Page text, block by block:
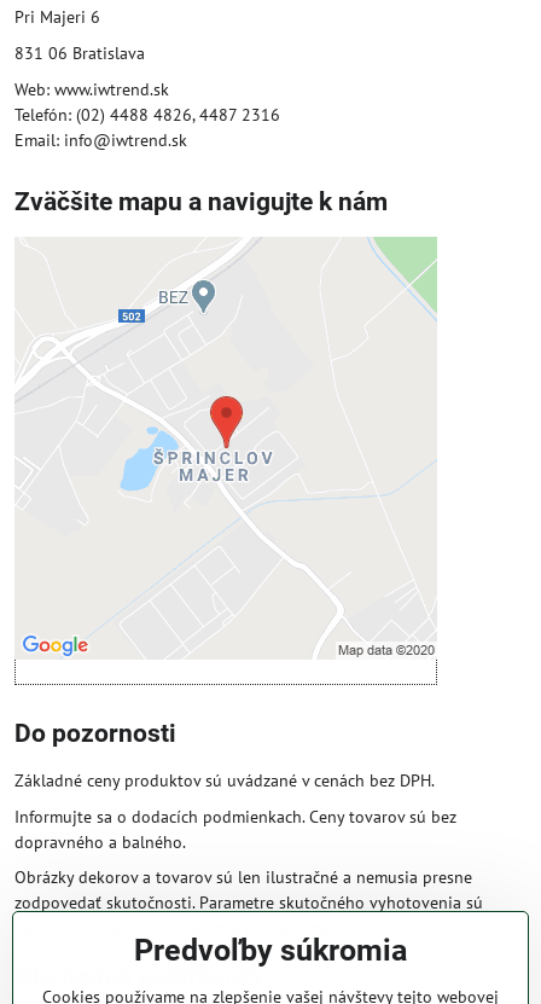
Pri Majeri 6
831 06 Bratislava
Web: www.iwtrend.sk
Telefón: (02) 4488 4826, 4487 2316
Email: info@iwtrend.sk
Zväčšite mapu a navigujte k nám
Externý obsah je blokovaný
Prajete si načítať externý obsah?
Povoliť tentokrát
Povoliť a zapamätať - súhlas s druhom
cookie: Funkčné
Otvoriť obsah v novom okne
Do pozornosti
Základné ceny produktov sú uvádzané v cenách bez DPH.
Informujte sa o dodacích podmienkach. Ceny tovarov sú bez
dopravného a balného.
Obrázky dekorov a tovarov sú len ilustračné a nemusia presne
zodpovedať skutočnosti. Parametre skutočného vyhotovenia sú
Obchodné podmienky
Predvoľby súkromia
Cookies používame na zlepšenie vašej návštevy tejto webovej